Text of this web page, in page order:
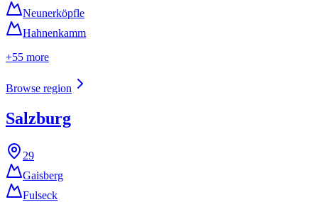
Neunerköpfle
Hahnenkamm
+55 more
Browse region
Salzburg
29
Gaisberg
Fulseck